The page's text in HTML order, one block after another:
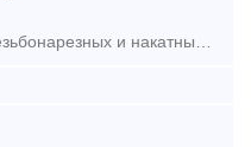
Если вы ищете запчасти для резьбонарезных и накатных станков 5Д07, ПРП-603, СТД-129. 5991, 5992, 5993, 5А993, 5994, то в нашей компании можно купить все необходимое. Мы готовы предложить своим клиент